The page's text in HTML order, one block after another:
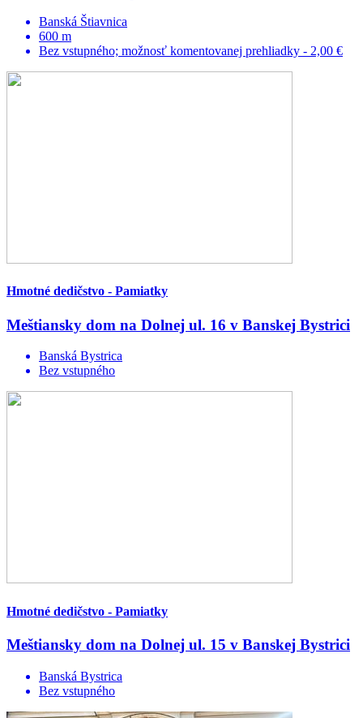
Banská Štiavnica
600 m
Bez vstupného; možnosť komentovanej prehliadky - 2,00 €
Hmotné dedičstvo - Pamiatky
Meštiansky dom na Dolnej ul. 16 v Banskej Bystrici
Banská Bystrica
Bez vstupného
Hmotné dedičstvo - Pamiatky
Meštiansky dom na Dolnej ul. 15 v Banskej Bystrici
Banská Bystrica
Bez vstupného